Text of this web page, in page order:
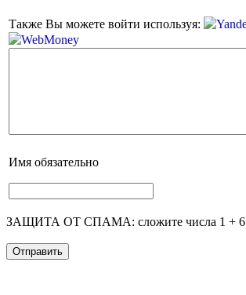
Также Вы можете войти используя:
Имя обязательно
ЗАЩИТА ОТ СПАМА: сложите числа 1 + 6